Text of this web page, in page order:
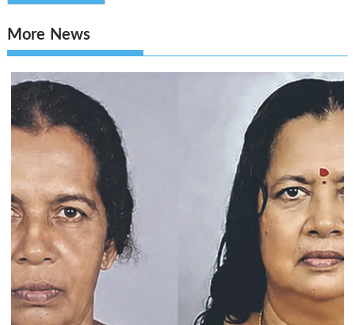
More News